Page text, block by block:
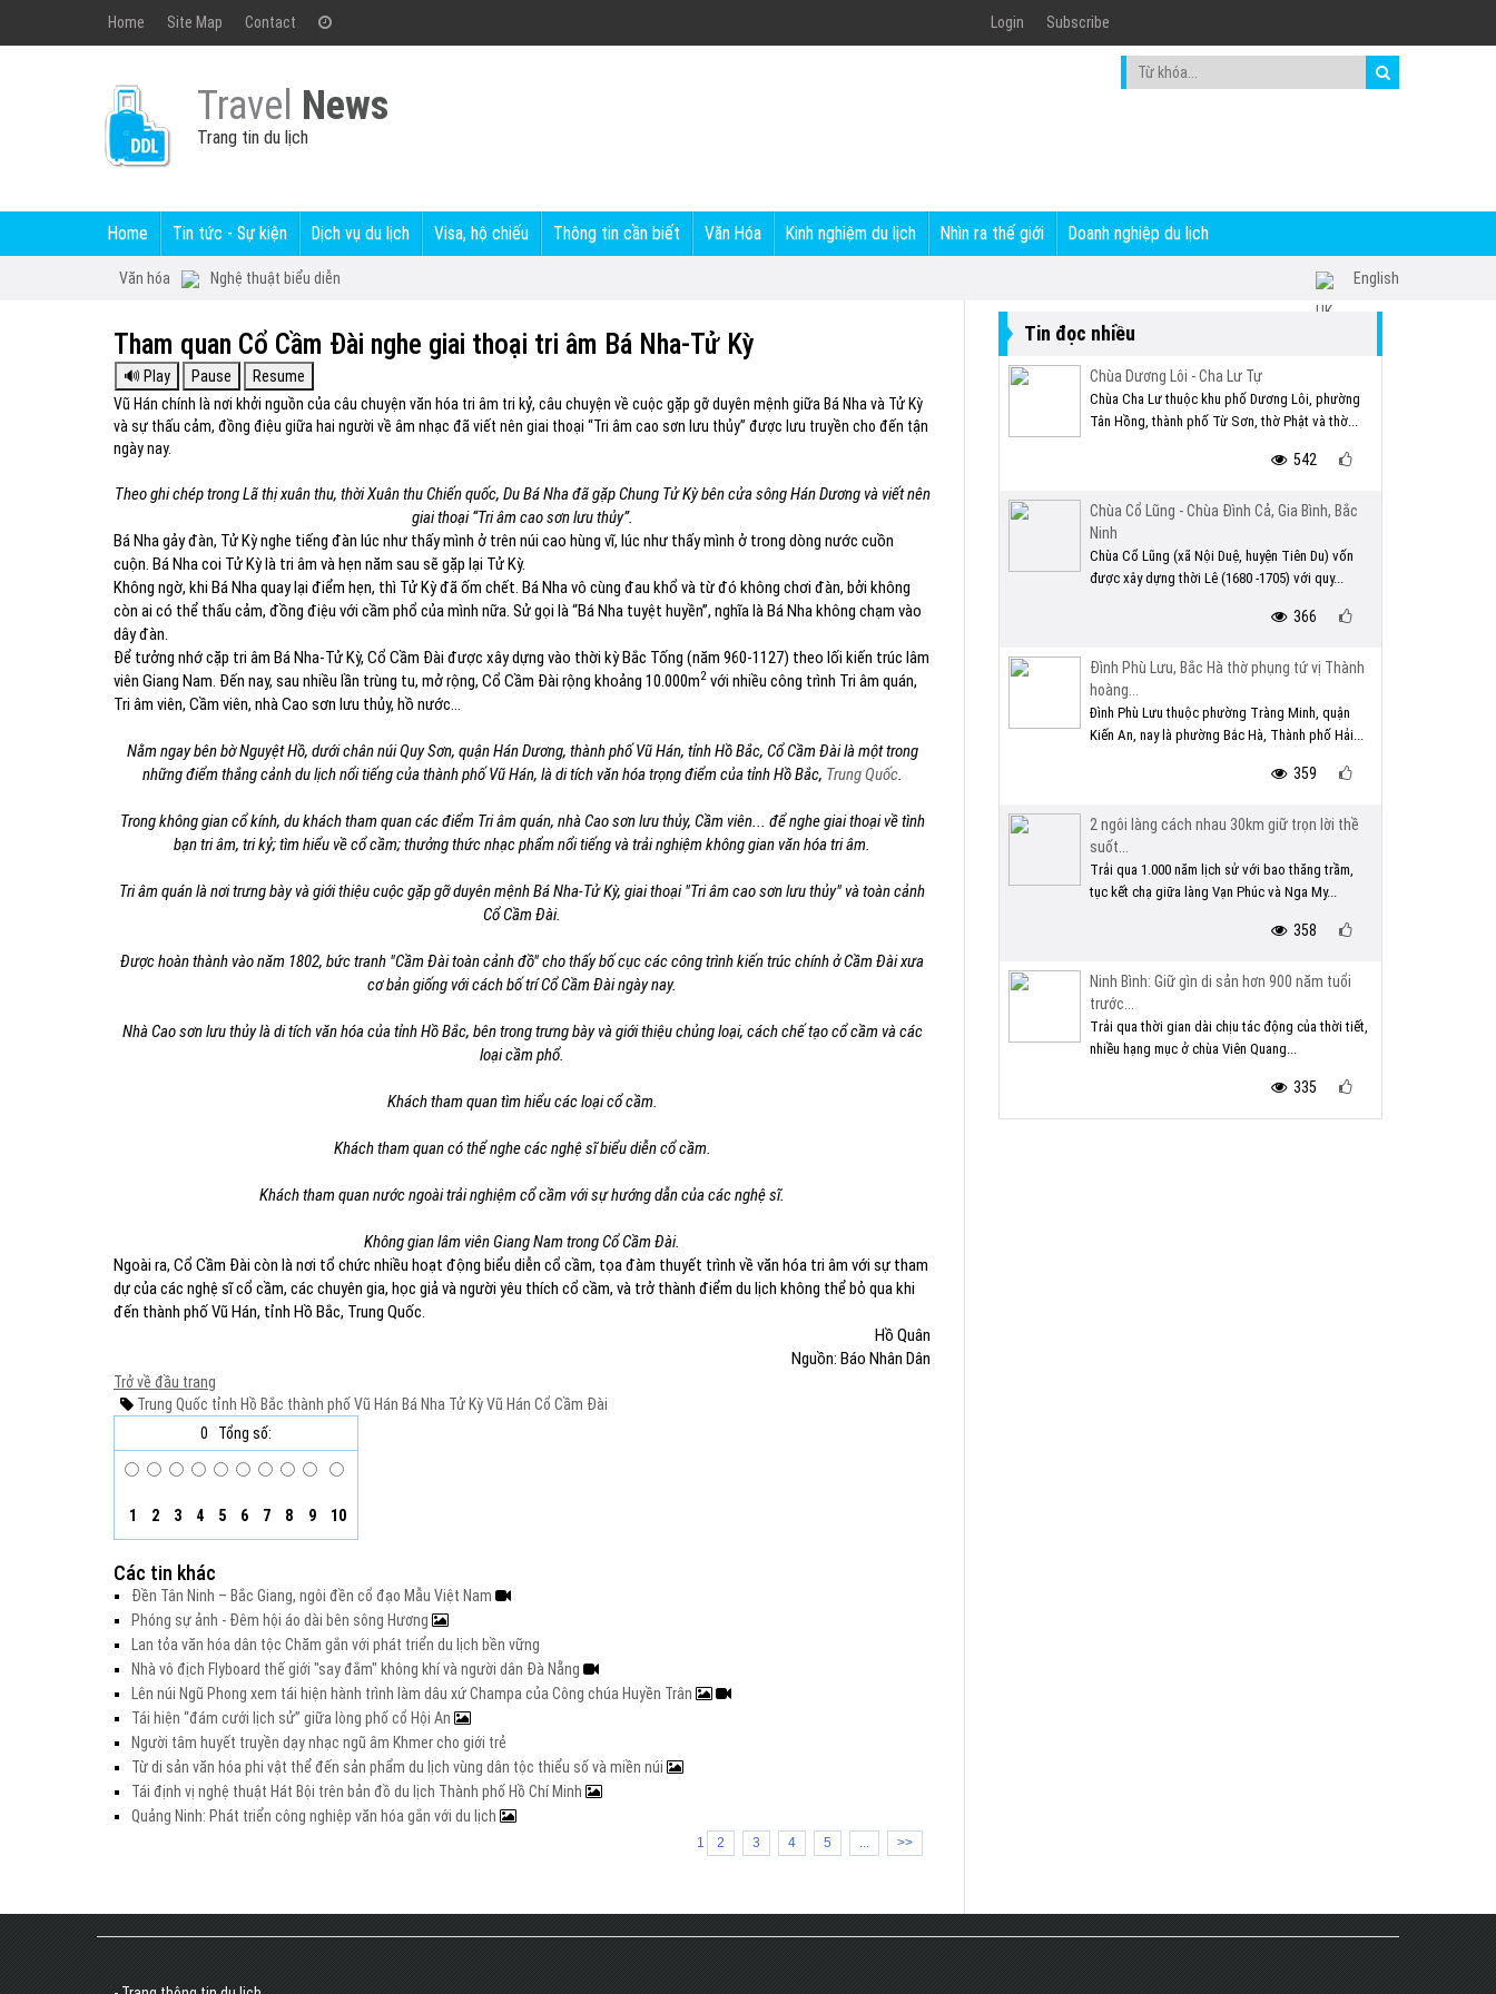
Home Site Map Contact Login Subscribe
Travel News
Trang tin du lịch
Home Tin tức - Sự kiện Dịch vụ du lịch Visa, hộ chiếu Thông tin cần biết Văn Hóa Kinh nghiệm du lịch Nhìn ra thế giới Doanh nghiệp du lịch
Văn hóa Nghệ thuật biểu diễn English
Tham quan Cổ Cầm Đài nghe giai thoại tri âm Bá Nha-Tử Kỳ
Vũ Hán chính là nơi khởi nguồn của câu chuyện văn hóa tri âm tri kỷ, câu chuyện về cuộc gặp gỡ duyên mệnh giữa Bá Nha và Tử Kỳ
và sự thấu cảm, đồng điệu giữa hai người về âm nhạc đã viết nên giai thoại “Tri âm cao sơn lưu thủy” được lưu truyền cho đến tận
ngày nay.
Theo ghi chép trong Lã thị xuân thu, thời Xuân thu Chiến quốc, Du Bá Nha đã gặp Chung Tử Kỳ bên cửa sông Hán Dương và viết nên
giai thoại “Tri âm cao sơn lưu thủy”.
Bá Nha gảy đàn, Tử Kỳ nghe tiếng đàn lúc như thấy mình ở trên núi cao hùng vĩ, lúc như thấy mình ở trong dòng nước cuồn
cuộn. Bá Nha coi Tử Kỳ là tri âm và hẹn năm sau sẽ gặp lại Tử Kỳ.
Không ngờ, khi Bá Nha quay lại điểm hẹn, thì Tử Kỳ đã ốm chết. Bá Nha vô cùng đau khổ và từ đó không chơi đàn, bởi không
còn ai có thể thấu cảm, đồng điệu với cầm phổ của mình nữa. Sử gọi là “Bá Nha tuyệt huyền”, nghĩa là Bá Nha không chạm vào
dây đàn.
Để tưởng nhớ cặp tri âm Bá Nha-Tử Kỳ, Cổ Cầm Đài được xây dựng vào thời kỳ Bắc Tống (năm 960-1127) theo lối kiến trúc lâm
viên Giang Nam. Đến nay, sau nhiều lần trùng tu, mở rộng, Cổ Cầm Đài rộng khoảng 10.000m2 với nhiều công trình Tri âm quán,
Tri âm viên, Cầm viên, nhà Cao sơn lưu thủy, hồ nước...
Nằm ngay bên bờ Nguyệt Hồ, dưới chân núi Quy Sơn, quận Hán Dương, thành phố Vũ Hán, tỉnh Hồ Bắc, Cổ Cầm Đài là một trong
những điểm thắng cảnh du lịch nổi tiếng của thành phố Vũ Hán, là di tích văn hóa trọng điểm của tỉnh Hồ Bắc, Trung Quốc.
Trong không gian cổ kính, du khách tham quan các điểm Tri âm quán, nhà Cao sơn lưu thủy, Cầm viên... để nghe giai thoại về tình
bạn tri âm, tri kỷ; tìm hiểu về cổ cầm; thưởng thức nhạc phẩm nổi tiếng và trải nghiệm không gian văn hóa tri âm.
Tri âm quán là nơi trưng bày và giới thiệu cuộc gặp gỡ duyên mệnh Bá Nha-Tử Kỳ, giai thoại "Tri âm cao sơn lưu thủy" và toàn cảnh
Cổ Cầm Đài.
Được hoàn thành vào năm 1802, bức tranh "Cầm Đài toàn cảnh đồ" cho thấy bố cục các công trình kiến trúc chính ở Cầm Đài xưa
cơ bản giống với cách bố trí Cổ Cầm Đài ngày nay.
Nhà Cao sơn lưu thủy là di tích văn hóa của tỉnh Hồ Bắc, bên trong trưng bày và giới thiệu chủng loại, cách chế tạo cổ cầm và các
loại cầm phổ.
Khách tham quan tìm hiểu các loại cổ cầm.
Khách tham quan có thể nghe các nghệ sĩ biểu diễn cổ cầm.
Khách tham quan nước ngoài trải nghiệm cổ cầm với sự hướng dẫn của các nghệ sĩ.
Không gian lâm viên Giang Nam trong Cổ Cầm Đài.
Ngoài ra, Cổ Cầm Đài còn là nơi tổ chức nhiều hoạt động biểu diễn cổ cầm, tọa đàm thuyết trình về văn hóa tri âm với sự tham
dự của các nghệ sĩ cổ cầm, các chuyên gia, học giả và người yêu thích cổ cầm, và trở thành điểm du lịch không thể bỏ qua khi
đến thành phố Vũ Hán, tỉnh Hồ Bắc, Trung Quốc.
Hồ Quân
Nguồn: Báo Nhân Dân
Trở về đầu trang
Trung Quốc tỉnh Hồ Bắc thành phố Vũ Hán Bá Nha Tử KỳVũ Hán Cổ Cầm Đài
0
Tổng số:
1 2 3 4 5 6 7 8 9 10
Các tin khác
Đền Tân Ninh – Bắc Giang, ngôi đền cổ đạo Mẫu Việt Nam
Phóng sự ảnh - Đêm hội áo dài bên sông Hương
Lan tỏa văn hóa dân tộc Chăm gắn với phát triển du lịch bền vững
Nhà vô địch Flyboard thế giới "say đắm" không khí và người dân Đà Nẵng
Lên núi Ngũ Phong xem tái hiện hành trình làm dâu xứ Champa của Công chúa Huyền Trân
Tái hiện “đám cưới lịch sử” giữa lòng phố cổ Hội An
Người tâm huyết truyền dạy nhạc ngũ âm Khmer cho giới trẻ
Từ di sản văn hóa phi vật thể đến sản phẩm du lịch vùng dân tộc thiểu số và miền núi
Tái định vị nghệ thuật Hát Bội trên bản đồ du lịch Thành phố Hồ Chí Minh
Quảng Ninh: Phát triển công nghiệp văn hóa gắn với du lịch
1 2 3 4 5 ... >>
Tin đọc nhiều
Chùa Dương Lôi - Cha Lư Tự
Chùa Cha Lư thuộc khu phố Dương Lôi, phường
Tân Hồng, thành phố Từ Sơn, thờ Phật và thờ...
542
Chùa Cổ Lũng - Chùa Đình Cả, Gia Bình, Bắc
Ninh
Chùa Cổ Lũng (xã Nội Duệ, huyện Tiên Du) vốn
được xây dựng thời Lê (1680 -1705) với quy...
366
Đình Phù Lưu, Bắc Hà thờ phụng tứ vị Thành
hoàng...
Đình Phù Lưu thuộc phường Tràng Minh, quận
Kiến An, nay là phường Bắc Hà, Thành phố Hải...
359
2 ngôi làng cách nhau 30km giữ trọn lời thề
suốt...
Trải qua 1.000 năm lịch sử với bao thăng trầm,
tục kết chạ giữa làng Vạn Phúc và Nga My...
358
Ninh Bình: Giữ gìn di sản hơn 900 năm tuổi
trước...
Trải qua thời gian dài chịu tác động của thời tiết,
nhiều hạng mục ở chùa Viên Quang...
335